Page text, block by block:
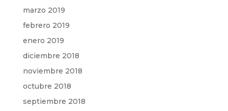
marzo 2019
febrero 2019
enero 2019
diciembre 2018
noviembre 2018
octubre 2018
septiembre 2018